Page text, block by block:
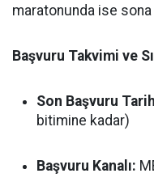
maratonunda ise
Başvuru Takvimi ve
Son Başvuru
bitimine kadar)
Başvuru Kanalı: